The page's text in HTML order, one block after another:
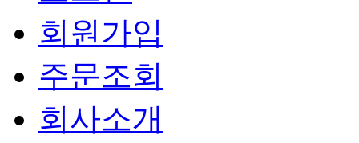
회원가입
주문조회
회사소개